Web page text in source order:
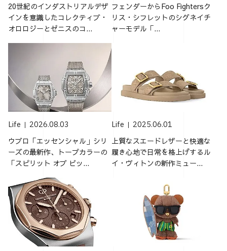
20世紀のインダストリアルデザ
インを意識したコレクティブ・
オロロジーとゼニスのコ...
フェンダーからFoo Fightersク
リス・シフレットのシグネイチ
ャーモデル「...
Life 2026.08.03
ウブロ「エッセンシャル」シリ
ーズの最新作、トープカラーの
「スピリット オブ ビッ...
Life 2025.06.01
上質なスエードレザーと快適な
履き心地で日常を格上げするル
イ・ヴィトンの新作ミュー...